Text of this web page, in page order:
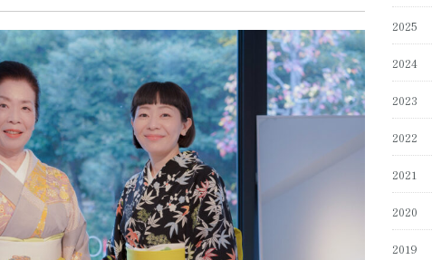
2025
2024
2023
2022
2021
2020
2019